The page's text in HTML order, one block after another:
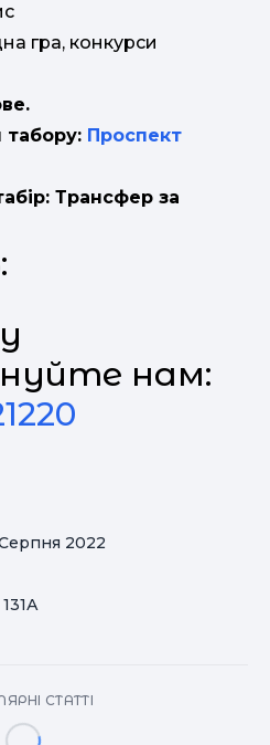
гра, конкурси
табору: Проспект
Трансфер за
нам:
2022
СТАТТІ